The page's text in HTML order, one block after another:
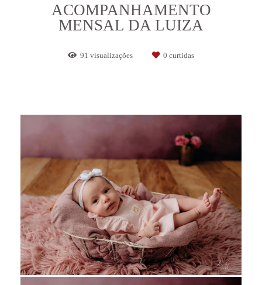
ACOMPANHAMENTO
MENSAL DA LUIZA
91 visualizações 0 curtidas